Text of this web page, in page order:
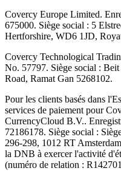
Covercy Europe Limited.
675000. Siège social : 5
Hertforshire, WD6 1JD,
Covercy Technological
No. 57797. Siège social :
Road, Ramat Gan 5268102.
Pour les clients basés dans
services de paiement pour
CurrencyCloud B.V..
72186178. Siège social :
296-298, 1012 RT
la DNB à exercer l'activité
(numéro de relation :